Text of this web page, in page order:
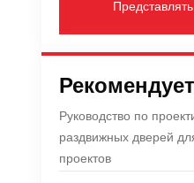
Руководство по
раздвижных дверей
проектов